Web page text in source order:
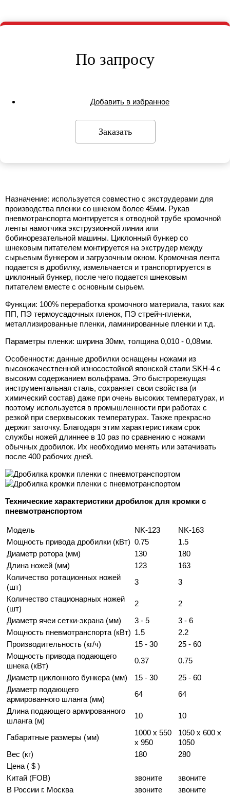
По запросу
Добавить в избранное
Заказать
Назначение: используется совместно с экструдерами для
производства пленки со шнеком более 45мм. Рукав
пневмотранспорта монтируется к отводной трубе кромочной
ленты намотчика экструзионной линии или
бобинорезательной машины. Циклонный бункер со
шнековым питателем монтируется на экструдер между
сырьевым бункером и загрузочным окном. Кромочная лента
подается в дробилку, измельчается и транспортируется в
циклонный бункер, после чего подается шнековым
питателем вместе с основным сырьем.
Функции: 100% переработка кромочного материала, таких как
ПП, ПЭ термоусадочных пленок, ПЭ стрейч-пленки,
металлизированные пленки, ламинированные пленки и т.д.
Параметры пленки: ширина 30мм, толщина 0,010 - 0,08мм.
Особенности: данные дробилки оснащены ножами из
высококачественной износостойкой японской стали SKH-4 с
высоким содержанием вольфрама. Это быстрорежущая
инструментальная сталь, сохраняет свои свойства (и
химический состав) даже при очень высоких температурах, и
поэтому используется в промышленности при работах с
резкой при сверхвысоких температурах. Также прекрасно
держит заточку. Благодаря этим характериcтикам срок
службы ножей длиннее в 10 раз по сравнению с ножами
обычных дробилок. Их необходимо менять или затачивать
после 400 рабочих дней.
Технические характеристики дробилок для кромки c
пневмотранспортом
Модель NK-123
NK-163
Мощность привода дробилки (кВт) 0.75
1.5
Диаметр ротора (мм)
130
180
Длина ножей (мм)
123
163
Количество ротационных ножей
(шт)
3
3
Количество стационарных ножей
(шт)
2
2
Диаметр ячеи сетки-экрана (мм)
3 - 5
3 - 6
Мощность пневмотранспорта (кВт) 1.5
2.2
Производительность (кг/ч)
15 - 30
25 - 60
Мощность привода подающего
шнека (кВт)
0.37
0.75
Диаметр циклонного бункера (мм)
15 - 30
25 - 60
Диаметр подающего
армированного шланга (мм)
64
64
Длина подающего армированного
шланга (м)
10 10
Габаритные размеры (мм)
1000 x 550
x 950
1050 x 600 x
1050
Вес (кг)
180
280
Цена ( $ )
Китай (FOB)
звоните
звоните
В России г. Москва
звоните звоните